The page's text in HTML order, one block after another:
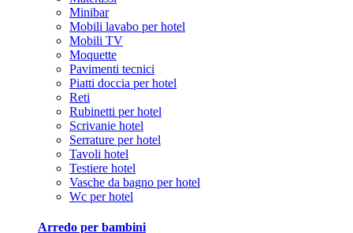
Minibar
Mobili lavabo per hotel
Mobili TV
Moquette
Pavimenti tecnici
Piatti doccia per hotel
Reti
Rubinetti per hotel
Scrivanie hotel
Serrature per hotel
Tavoli hotel
Testiere hotel
Vasche da bagno per hotel
Wc per hotel
Arredo per bambini